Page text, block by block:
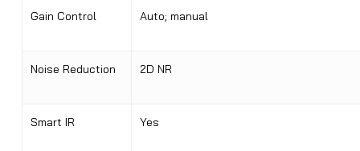
Gain Control Auto; manual
Noise Reduction 2D NR
Smart IR Yes